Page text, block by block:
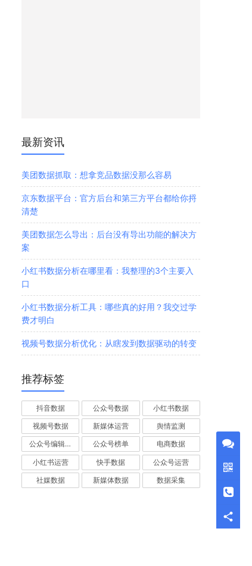
最新资讯
美团数据抓取：想拿竞品数据没那么容易
京东数据平台：官方后台和第三方平台都给你捋
清楚
美团数据怎么导出：后台没有导出功能的解决方
案
小红书数据分析在哪里看：我整理的3个主要入
口
小红书数据分析工具：哪些真的好用？我交过学
费才明白
视频号数据分析优化：从瞎发到数据驱动的转变
推荐标签
抖音数据 公众号数据 小红书数据
视频号数据 新媒体运营 舆情监测
公众号编辑器 公众号榜单 电商数据
小红书运营 快手数据 公众号运营
社媒数据 新媒体数据 数据采集